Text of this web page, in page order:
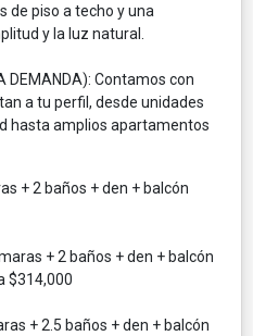
de piso a techo y una
y la luz natural.
DEMANDA): Contamos con
a tu perfil, desde unidades
hasta amplios apartamentos
+ 2 baños + den + balcón
+ 2 baños + den + balcón
$314,000
+ 2.5 baños + den + balcón